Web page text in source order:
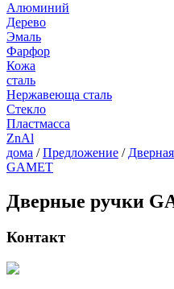
Алюминий
Дерево
Эмаль
Фарфор
Кожа
сталь
Нержавеюща сталь
Стекло
Пластмасса
ZnAl
дома /Предложение /
GAMET
Дверные ручки
Контакт